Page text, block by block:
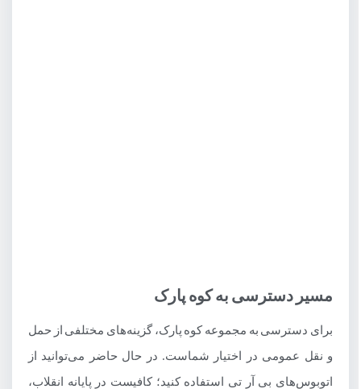
مسیر دسترسی به کوه پارک
برای دسترسی به مجموعه کوه پارک، گزینه‌های مختلفی از حمل
و نقل عمومی در اختیار شماست. در حال حاضر می‌توانید از
اتوبوس‌های بی آر تی استفاده کنید؛ کافیست در پایانه انقلاب،